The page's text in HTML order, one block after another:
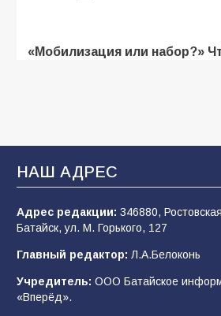
«Мобилизация или набор?»
В Батайске продолжаются
104 04.08.2026
Будет ли мобилизация в
после выборов: в Госдуме
103 06.08.2026
НАШ АДРЕС
Адрес редакции: 346880,
Батайск, ул. М. Горького, 127
Главный редактор: Л.А.Белоконь
Учредитель: ООО Батайское
«Вперёд».